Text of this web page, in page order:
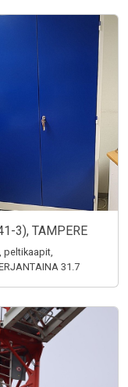
3), TAMPERE
peltikaapit,
31.7